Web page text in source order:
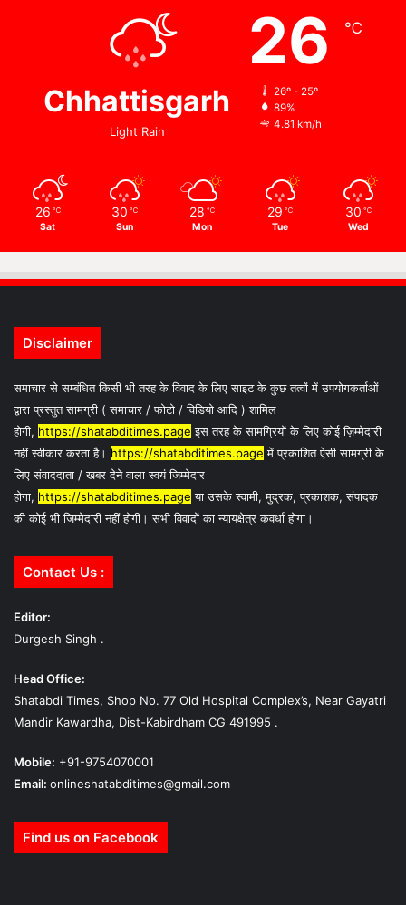
Chhattisgarh
Light Rain
26 ℃
26º - 25º
89%
4.81 km/h
26 ℃
Sat
30 ℃
Sun
28 ℃
Mon
29 ℃
Tue
30 ℃
Wed
Disclaimer
समाचार से सम्बंधित किसी भी तरह के विवाद के लिए साइट के कुछ तत्वों में उपयोगकर्ताओं
द्वारा प्रस्तुत सामग्री ( समाचार / फोटो / विडियो आदि ) शामिल
होगी, https://shatabditimes.page इस तरह के सामग्रियों के लिए कोई ज़िम्मेदारी
नहीं स्वीकार करता है। https://shatabditimes.page में प्रकाशित ऐसी सामग्री के
लिए संवाददाता / खबर देने वाला स्वयं जिम्मेदार
होगा, https://shatabditimes.page या उसके स्वामी, मुद्रक, प्रकाशक, संपादक
की कोई भी जिम्मेदारी नहीं होगी। सभी विवादों का न्यायक्षेत्र कवर्धा होगा।
Contact Us :
Editor:
Durgesh Singh .
Head Office:
Shatabdi Times, Shop No. 77 Old Hospital Complex’s, Near Gayatri
Mandir Kawardha, Dist-Kabirdham CG 491995 .
Mobile: +91-9754070001
Email: onlineshatabditimes@gmail.com
Find us on Facebook